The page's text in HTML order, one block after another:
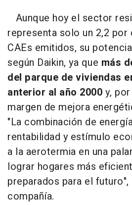
Aunque hoy el sector
representa solo un 2,2
CAEs emitidos, su
según Daikin, ya que más
del parque de viviendas
anterior al año 2000 y,
margen de mejora
"La combinación de
rentabilidad y estímulo
a la aerotermia en una
lograr hogares más
preparados para el futuro",
compañía.